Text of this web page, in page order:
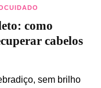
como
cabelos
sem brilho